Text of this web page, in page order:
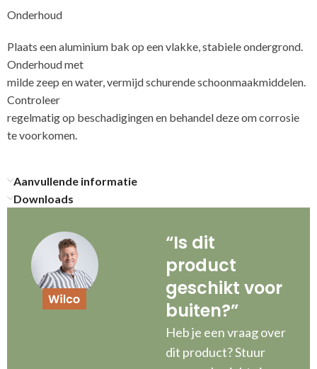
Onderhoud
Plaats een aluminium bak op een vlakke, stabiele ondergrond.
Onderhoud met
milde zeep en water, vermijd schurende schoonmaakmiddelen.
Controleer
regelmatig op beschadigingen en behandel deze om corrosie
te voorkomen.
Aanvullende informatie
Downloads
“Is dit
product
geschikt voor
buiten?”
Heb je een vraag over
dit product? Stuur